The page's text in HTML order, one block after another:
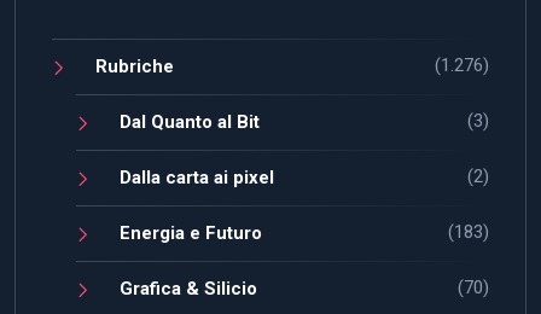
Rubriche (1.276)
Dal Quanto al Bit (3)
Dalla carta ai pixel (2)
Energia e Futuro (183)
Grafica & Silicio (70)